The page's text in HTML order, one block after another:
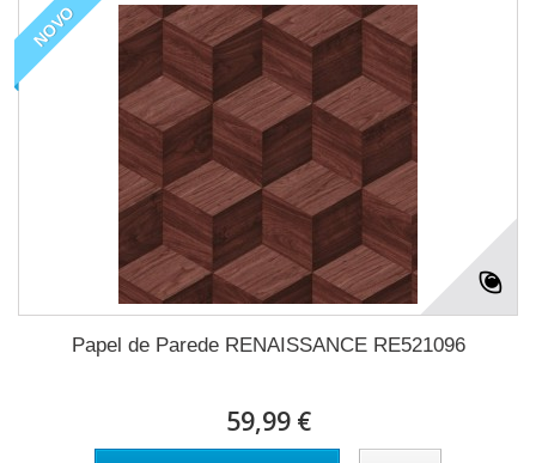
NOVO
Papel de Parede RENAISSANCE RE521096
59,99 €